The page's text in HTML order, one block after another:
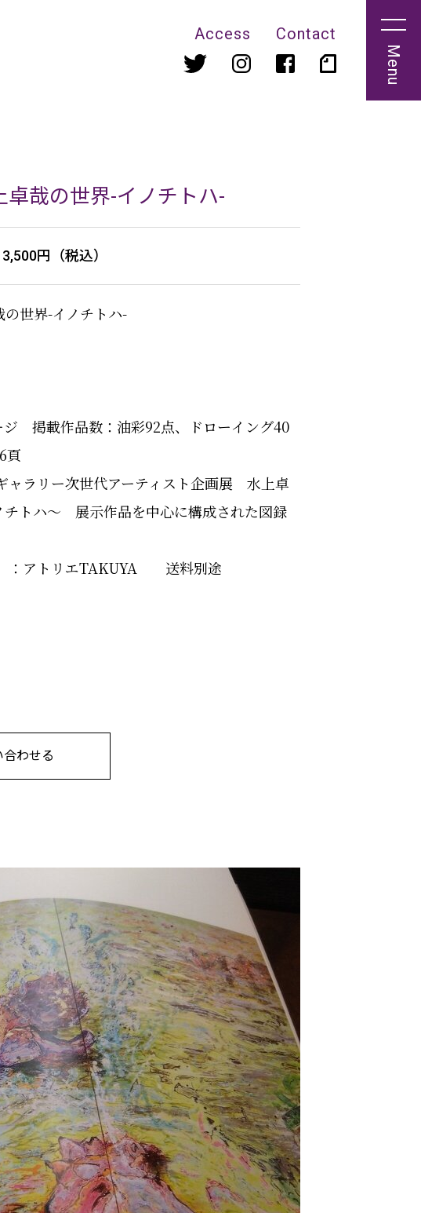
Access Contact
Menu
哉の世界-イノチトハ-
3,500円（税込）
世界-イノチトハ-
掲載作品数：油彩92点、ドローイング40
頁
ラリー次世代アーティスト企画展 水上卓
チトハ～ 展示作品を中心に構成された図録
アトリエTAKUYA 送料別途
合わせる